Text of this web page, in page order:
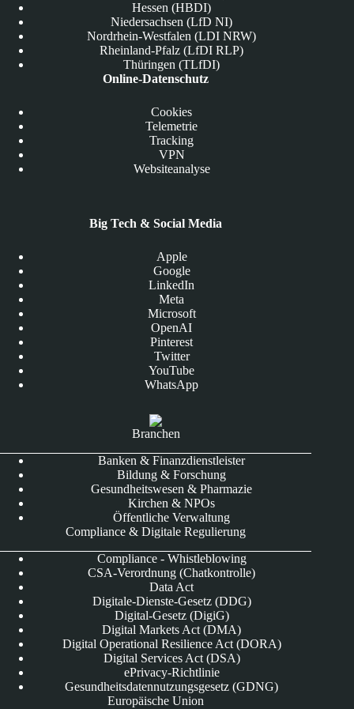
Hessen (HBDI)
Niedersachsen (LfD NI)
Nordrhein-Westfalen (LDI NRW)
Rheinland-Pfalz (LfDI RLP)
Thüringen (TLfDI)
Online-Datenschutz
Cookies
Telemetrie
Tracking
VPN
Websiteanalyse
Big Tech & Social Media
Apple
Google
LinkedIn
Meta
Microsoft
OpenAI
Pinterest
Twitter
YouTube
WhatsApp
Branchen
Banken & Finanzdienstleister
Bildung & Forschung
Gesundheitswesen & Pharmazie
Kirchen & NPOs
Öffentliche Verwaltung
Compliance & Digitale Regulierung
Compliance - Whistleblowing
CSA-Verordnung (Chatkontrolle)
Data Act
Digitale-Dienste-Gesetz (DDG)
Digital-Gesetz (DigiG)
Digital Markets Act (DMA)
Digital Operational Resilience Act (DORA)
Digital Services Act (DSA)
ePrivacy-Richtlinie
Gesundheitsdatennutzungsgesetz (GDNG)
Europäische Union